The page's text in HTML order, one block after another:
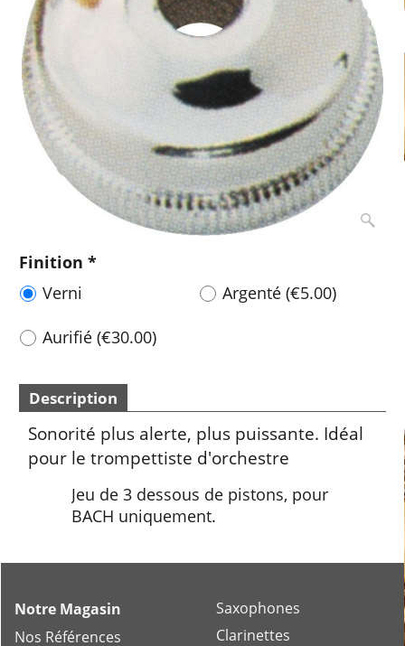
Finition *
Verni
Argenté (€5.00)
Aurifié (€30.00)
Description
Sonorité plus alerte, plus puissante. Idéal
pour le trompettiste d'orchestre
Jeu de 3 dessous de pistons, pour
BACH uniquement.
Notre Magasin
Nos Références
Saxophones
Clarinettes